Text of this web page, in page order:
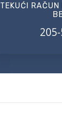
TEKUĆI